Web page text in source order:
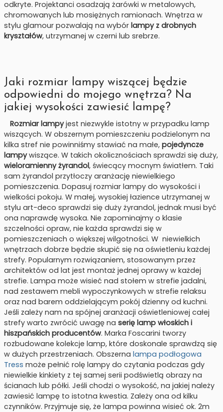
odkryte. Projektanci osadzają żarówki w metalowych,
chromowanych lub mosiężnych ramionach. Wnętrza w
stylu glamour pozwalają na wybór lampy z drobnych
kryształów, utrzymanej w czerni lub srebrze.
Jaki rozmiar lampy wiszącej będzie
odpowiedni do mojego wnętrza? Na
jakiej wysokości zawiesić lampę?
Rozmiar lampyjest niezwykle istotny w przypadku lamp
wiszących. W obszernym pomieszczeniu podzielonym na
kilka stref nie powinniśmy stawiać na małe, pojedyncze
lampywiszące. W takich okolicznościach sprawdzi się duży,
wieloramienny żyrandol, świecący mocnym światłem. Taki
sam żyrandol przytłoczy aranżację niewielkiego
pomieszczenia. Dopasuj rozmiar lampy do wysokości i
wielkości pokoju. W małej, wysokiej łazience utrzymanej w
stylu art-deco sprawdzi się duży żyrandol, jednak musi być
ona naprawdę wysoka. Nie zapominajmy o klasie
szczelności opraw, nie każda sprawdzi się w
pomieszczeniach o większej wilgotności. W niewielkich
wnętrzach dobrze będzie skupić się na oświetleniu każdej
strefy. Popularnym rozwiązaniem, stosowanym przez
architektów od lat jest montaż jednej oprawy w każdej
strefie. Lampa może wisieć nad stołem w strefie jadalni,
nad zestawem mebli wypoczynkowych w strefie relaksu
oraz nad barem oddzielającym pokój dzienny od kuchni.
Jeśli zależy nam na spójnej aranżacji oświetleniowej całej
strefy warto zwrócić uwagę na serię lamp włoskich i
hiszpańskich producentów. Marka Foscarini tworzy
rozbudowane kolekcje lamp, które doskonale sprawdzą się
w dużych przestrzeniach. Obszerna lampa podłogowa
Tress może pełnić rolę lampy do czytania podczas gdy
niewielkie kinkiety z tej samej serii podświetlą obrazy na
ścianach lub półki. Jeśli chodzi o wysokość, na jakiej należy
zawiesić lampę to istotna kwestia. Zależy ona od kilku
czynników. Przyjmuje się, że lampa powinna wisieć ok. 2m